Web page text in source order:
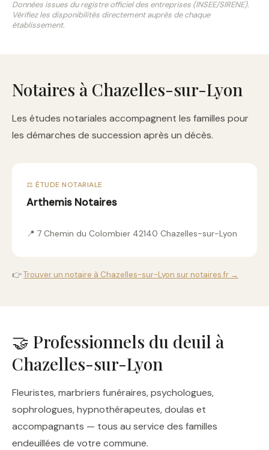
Données issues du registre officiel des entreprises (INSEE/SIRENE).
Vérifiez les disponibilités directement auprès de chaque
établissement.
Notaires à Chazelles-sur-Lyon
Les études notariales accompagnent les familles pour
les démarches de succession après un décès.
⚖️ ÉTUDE NOTARIALE
Arthemis Notaires
📍 7 Chemin du Colombier 42140 Chazelles-sur-Lyon
👉Trouver un notaire à Chazelles-sur-Lyon sur notaires.fr →
🤝 Professionnels du deuil à
Chazelles-sur-Lyon
Fleuristes, marbriers funéraires, psychologues,
sophrologues, hypnothérapeutes, doulas et
accompagnants — tous au service des familles
endeuillées de votre commune.